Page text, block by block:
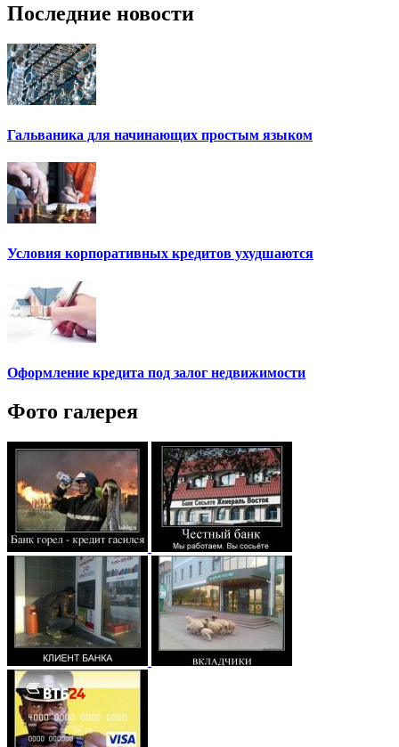
Последние новости
Гальваника для начинающих простым языком
Условия корпоративных кредитов ухудшаются
Оформление кредита под залог недвижимости
Фото галерея